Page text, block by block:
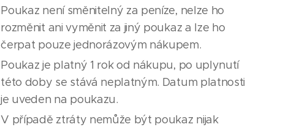
Poukaz není směnitelný za peníze, nelze ho
rozměnit ani vyměnit za jiný poukaz a Ize ho
čerpat pouze jednorázovým nákupem.
Poukaz je platný 1 rok od nákupu, po uplynutí
této doby se stává neplatným. Datum platnosti
je uveden na poukazu.
V případě ztráty nemůže být poukaz nijak